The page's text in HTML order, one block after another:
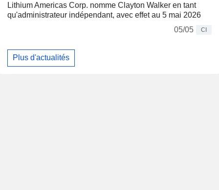
Lithium Americas Corp. nomme Clayton Walker en tant
qu'administrateur indépendant, avec effet au 5 mai 2026
05/05
CI
Plus d'actualités